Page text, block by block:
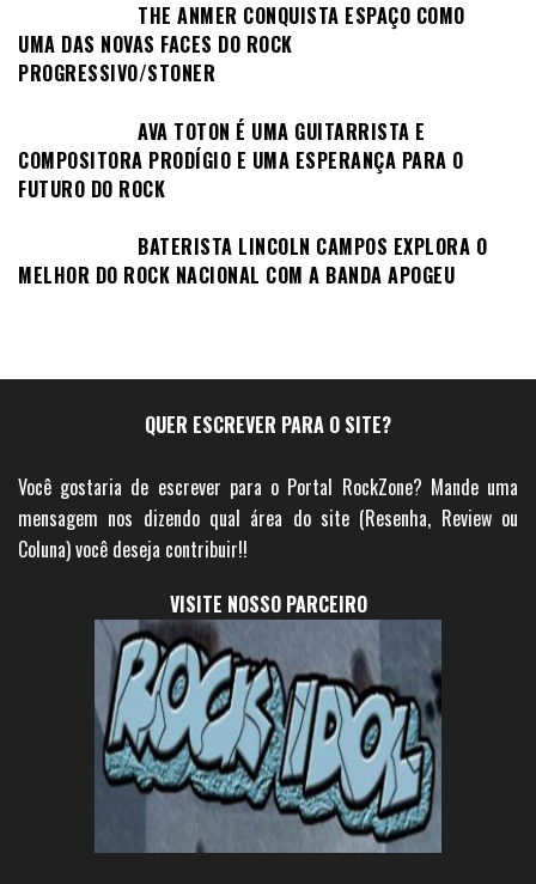
THE ANMER CONQUISTA ESPAÇO COMO
UMA DAS NOVAS FACES DO ROCK
PROGRESSIVO/STONER
AVA TOTON É UMA GUITARRISTA E
COMPOSITORA PRODÍGIO E UMA ESPERANÇA PARA O
FUTURO DO ROCK
BATERISTA LINCOLN CAMPOS EXPLORA O
MELHOR DO ROCK NACIONAL COM A BANDA APOGEU
QUER ESCREVER PARA O SITE?
Você gostaria de escrever para o Portal RockZone? Mande uma
mensagem nos dizendo qual área do site (Resenha, Review ou
Coluna) você deseja contribuir!!
VISITE NOSSO PARCEIRO